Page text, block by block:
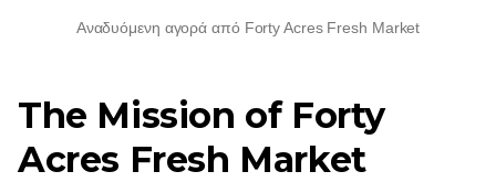
Αναδυόμενη αγορά από Forty Acres Fresh Market
The Mission of Forty
Acres Fresh Market